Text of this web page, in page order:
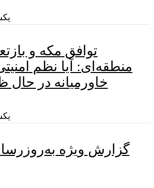
توافق مکه و
منطقه‌ای: آیا نظم
خاورمیانه در